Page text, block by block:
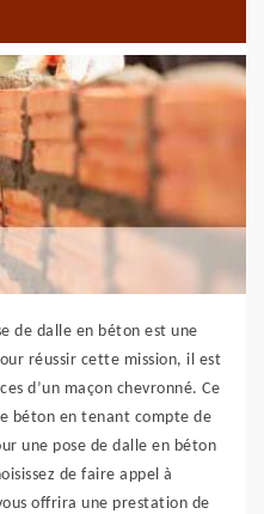
de dalle en béton est une
réussir cette mission, il est
d’un maçon chevronné. Ce
béton en tenant compte de
une pose de dalle en béton
de faire appel à
offrira une prestation de